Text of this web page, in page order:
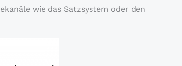
wie das Satzsystem oder den